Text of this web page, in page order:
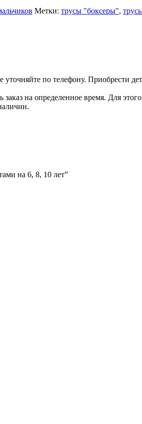
Метки: трусы "боксеры",
по телефону. Приобрести
на определенное время. Для
на 6, 8, 10 лет”